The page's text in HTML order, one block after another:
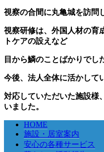
視察の合間に丸亀城を訪問
視察研修は、外国人材の育
トケアの設えなど
目から鱗のことばかりでし
今後、法人全体に活かして
対応していただいた施設様
いました。
HOME
施設・居室案内
安心の各種サービス